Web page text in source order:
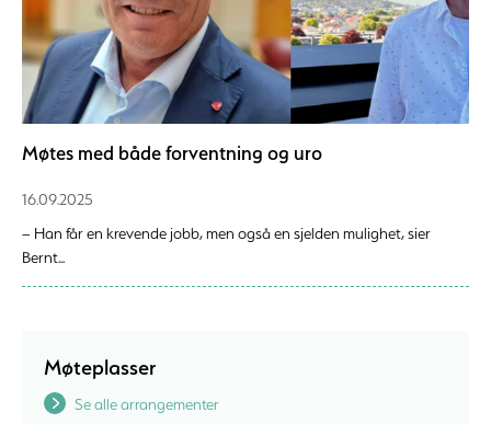
Møtes med både forventning og uro
16.09.2025
– Han får en krevende jobb, men også en sjelden mulighet, sier
Bernt...
Møteplasser
Se alle arrangementer